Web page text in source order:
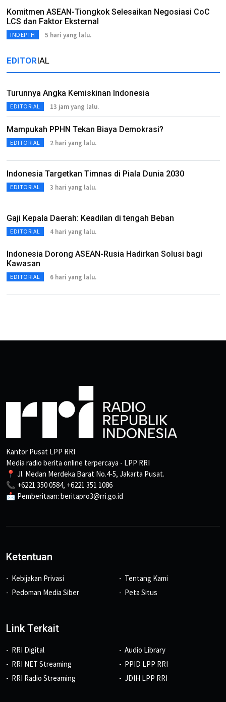
Komitmen ASEAN-Tiongkok Selesaikan Negosiasi CoC
LCS dan Faktor Eksternal
INDEPTH 5 hari yang lalu.
EDITORIAL
Turunnya Angka Kemiskinan Indonesia
EDITORIAL 13 jam yang lalu.
Mampukah PPHN Tekan Biaya Demokrasi?
EDITORIAL 2 hari yang lalu.
Indonesia Targetkan Timnas di Piala Dunia 2030
EDITORIAL 3 hari yang lalu.
Gaji Kepala Daerah: Keadilan di tengah Beban
EDITORIAL 4 hari yang lalu.
Indonesia Dorong ASEAN-Rusia Hadirkan Solusi bagi
Kawasan
EDITORIAL 6 hari yang lalu.
Kantor Pusat LPP RRI
Media radio berita online terpercaya - LPP RRI
📍 Jl. Medan Merdeka Barat No.4-5, Jakarta Pusat.
📞 +6221 350 0584, +6221 351 1086
📩 Pemberitaan: beritapro3@rri.go.id
Ketentuan
Kebijakan Privasi
Pedoman Media Siber
Tentang Kami
Peta Situs
Link Terkait
RRI Digital
RRI NET Streaming
RRI Radio Streaming
Audio Library
PPID LPP RRI
JDIH LPP RRI